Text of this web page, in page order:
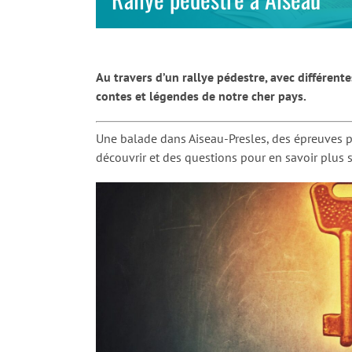
Au travers d’un rallye pédestre, avec
contes et légendes de notre cher pays.
Une balade dans Aiseau-Presles, des
découvrir et des questions pour en savoir plus